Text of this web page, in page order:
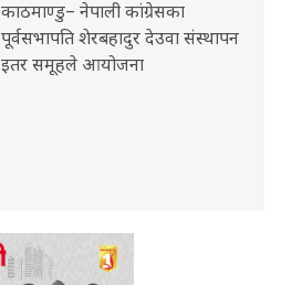
काठमाण्डु– नेपाली कांग्रेसका
पूर्वसभापति शेरबहादुर देउवा संस्थापन
इतर समूहले आयोजना